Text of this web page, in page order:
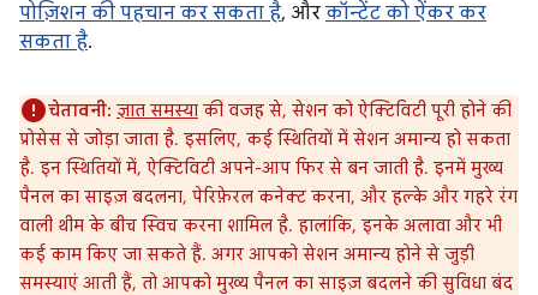
पोज़िशन की पहचान कर सकता है, और कॉन्टेंट को ऐंकर कर
सकता है.
चेतावनी: ज्ञात समस्या की वजह से, सेशन को ऐक्टिविटी पूरी होने की
प्रोसेस से जोड़ा जाता है. इसलिए, कई स्थितियों में सेशन अमान्य हो सकता
है. इन स्थितियों में, ऐक्टिविटी अपने-आप फिर से बन जाती है. इनमें मुख्य
पैनल का साइज़ बदलना, पेरिफ़ेरल कनेक्ट करना, और हल्के और गहरे रंग
वाली थीम के बीच स्विच करना शामिल है. हालांकि, इनके अलावा और भी
कई काम किए जा सकते हैं. अगर आपको सेशन अमान्य होने से जुड़ी
समस्याएं आती हैं, तो आपको मुख्य पैनल का साइज़ बदलने की सुविधा बंद